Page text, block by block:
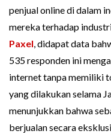
penjual online di dalam
mereka terhadap
Paxel, didapat data
535 responden ini
internet tanpa memiliki
yang dilakukan selama
menunjukkan bahwa
berjualan secara